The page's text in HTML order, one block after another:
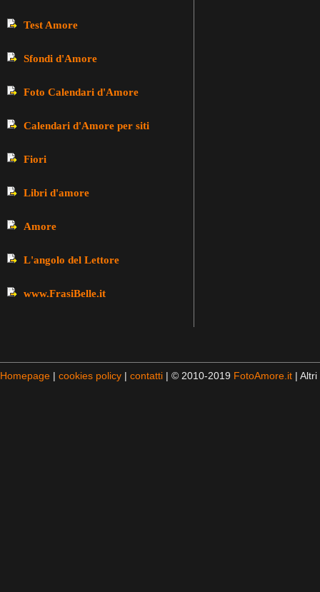
Test Amore
Sfondi d'Amore
Foto Calendari d'Amore
Calendari d'Amore per siti
Fiori
Libri d'amore
Amore
L'angolo del Lettore
www.FrasiBelle.it
Homepage | cookies policy | contatti | © 2010-2019 FotoAmore.it |